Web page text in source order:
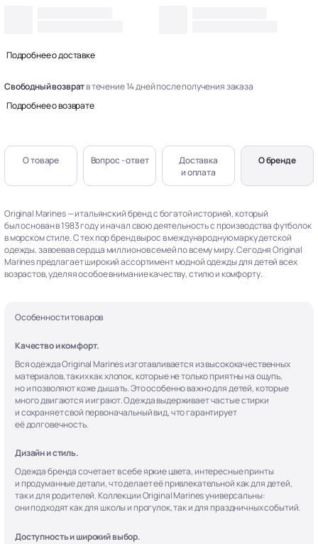
Подробнее о доставке
Свободный возвратв течение 14 дней после получения заказа
Подробнее о возврате
О товаре Вопрос - ответ
Доставка
и оплата
О бренде
Original Marines — итальянский бренд с богатой историей, который
был основан в 1983 году и начал свою деятельность с производства футболок
в морском стиле. С тех пор бренд вырос в международную марку детской
одежды, завоевав сердца миллионов семей по всему миру. Сегодня Original
Marines предлагает широкий ассортимент модной одежды для детей всех
возрастов, уделяя особое внимание качеству, стилю и комфорту.
Особенности товаров
Качество и комфорт.
Вся одежда Original Marines изготавливается из высококачественных
материалов, таких как хлопок, которые не только приятны на ощупь,
но и позволяют коже дышать. Это особенно важно для детей, которые
много двигаются и играют. Одежда выдерживает частые стирки
и сохраняет свой первоначальный вид, что гарантирует
её долговечность.
Дизайн и стиль.
Одежда бренда сочетает в себе яркие цвета, интересные принты
и продуманные детали, что делает её привлекательной как для детей,
так и для родителей. Коллекции Original Marines универсальны:
они подходят как для школы и прогулок, так и для праздничных событий.
Доступность и широкий выбор.